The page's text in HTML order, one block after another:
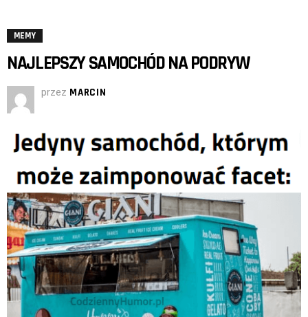
MEMY
NAJLEPSZY SAMOCHÓD NA PODRYW
przez MARCIN